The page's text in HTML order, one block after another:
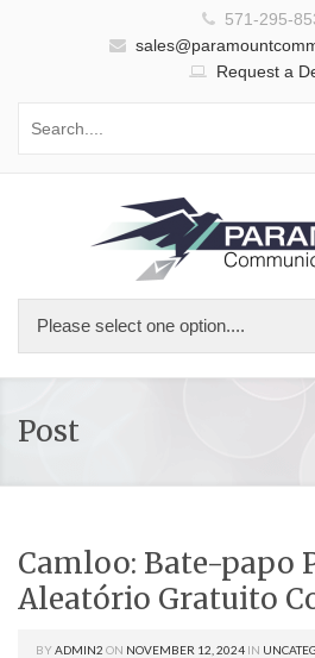
571-295-
Request a
Post
Camloo: Bate-papo
Aleatório Gratuito
BY ADMIN2 ON NOVEMBER 12, 2024 IN